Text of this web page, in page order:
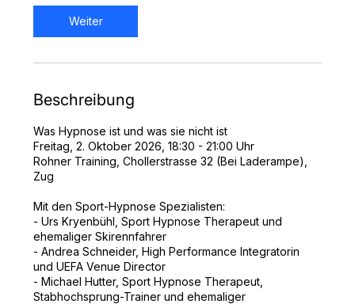
k
t
.
Weiter
Beschreibung
Was Hypnose ist und was sie nicht ist
Freitag, 2. Oktober 2026, 18:30 - 21:00 Uhr
Rohner Training, Chollerstrasse 32 (Bei Laderampe),
Zug
Mit den Sport-Hypnose Spezialisten:
- Urs Kryenbühl, Sport Hypnose Therapeut und
ehemaliger Skirennfahrer
- Andrea Schneider, High Performance Integratorin
und UEFA Venue Director
- Michael Hutter, Sport Hypnose Therapeut,
Stabhochsprung-Trainer und ehemaliger